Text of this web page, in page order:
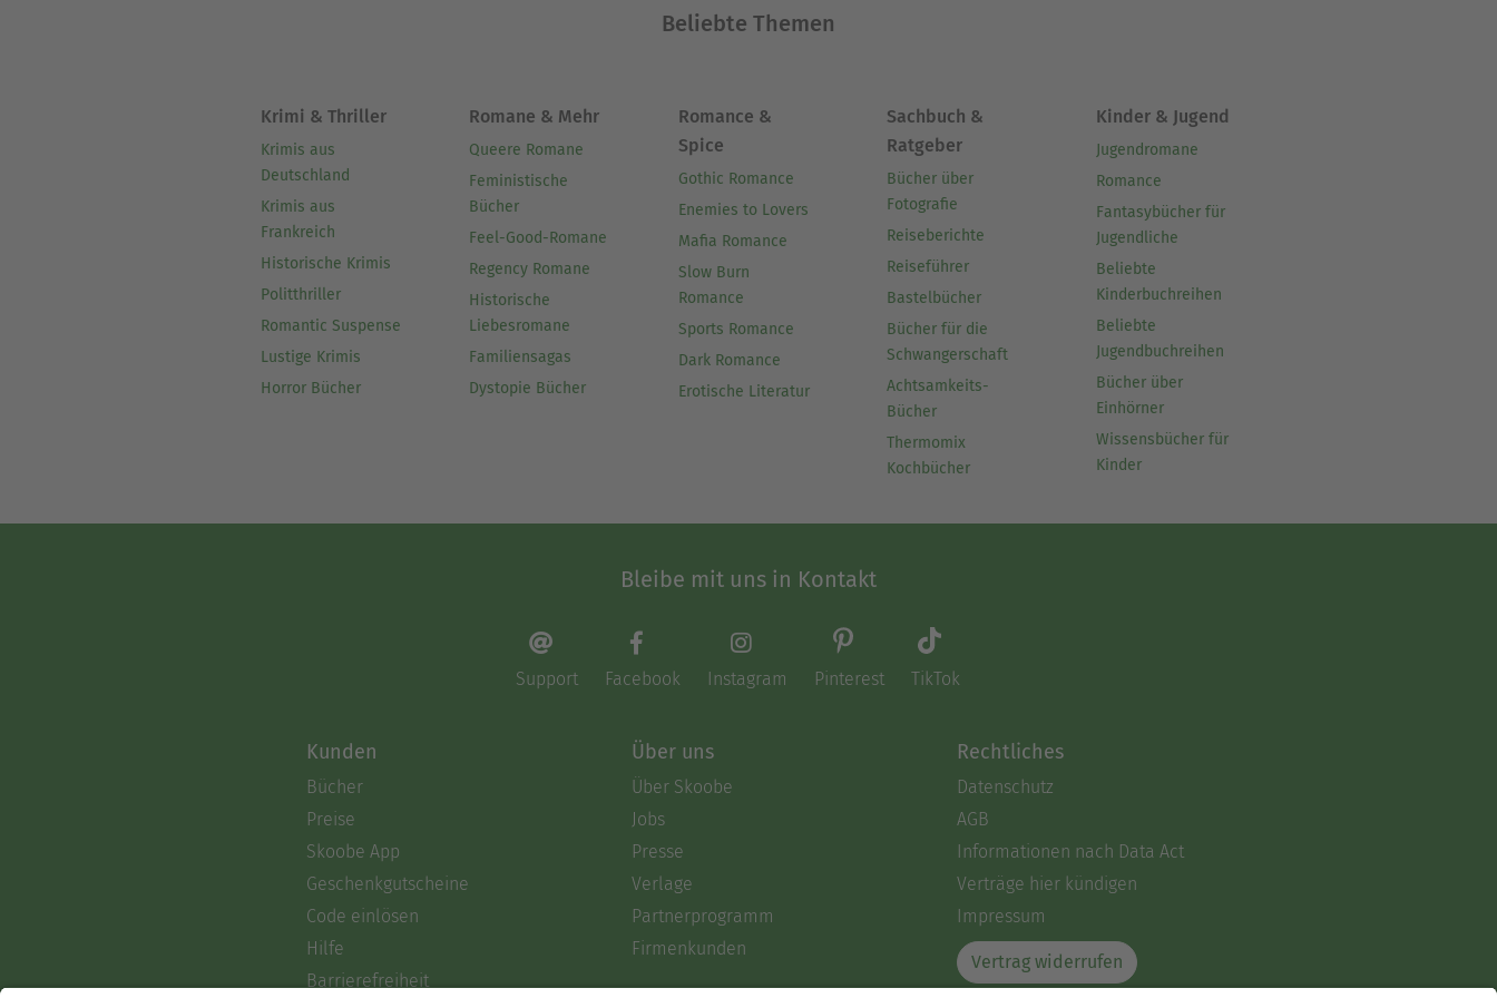
Beliebte Themen
Krimi & Thriller
Krimis aus
Deutschland
Krimis aus
Frankreich
Historische Krimis
Politthriller
Romantic Suspense
Lustige Krimis
Horror Bücher
Romane & Mehr
Queere Romane
Feministische
Bücher
Feel-Good-Romane
Regency Romane
Historische
Liebesromane
Familiensagas
Dystopie Bücher
Romance &
Spice
Gothic Romance
Enemies to Lovers
Mafia Romance
Slow Burn
Romance
Sports Romance
Dark Romance
Erotische Literatur
Sachbuch &
Ratgeber
Bücher über
Fotografie
Reiseberichte
Reiseführer
Bastelbücher
Bücher für die
Schwangerschaft
Achtsamkeits-
Bücher
Thermomix
Kochbücher
Kinder & Jugend
Jugendromane
Romance
Fantasybücher für
Jugendliche
Beliebte
Kinderbuchreihen
Beliebte
Jugendbuchreihen
Bücher über
Einhörner
Wissensbücher für
Kinder
Bleibe mit uns in Kontakt
Support Facebook Instagram Pinterest TikTok
Kunden
Bücher
Preise
Skoobe App
Geschenkgutscheine
Code einlösen
Hilfe
Barrierefreiheit
Über uns
Über Skoobe
Jobs
Presse
Verlage
Partnerprogramm
Firmenkunden
Rechtliches
Datenschutz
AGB
Informationen nach Data Act
Verträge hier kündigen
Impressum
Vertrag widerrufen